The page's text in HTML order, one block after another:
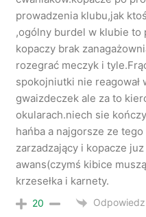
prowadzenia klubu,jak
,ogólny burdel w klubie to
kopaczy brak
rozegrać meczyk i
spokojniutki nie reagował
gwaizdeczek ale za to
okularach.niech sie
hańba a najgorsze ze
zarzadzający i kopacze
awans(czymś kibice
krzesełka i karnety.
20 Odpowiedz